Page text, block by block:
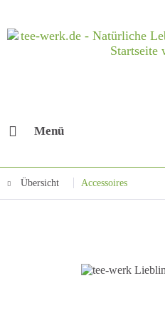
Menü
Übersicht Accessoires